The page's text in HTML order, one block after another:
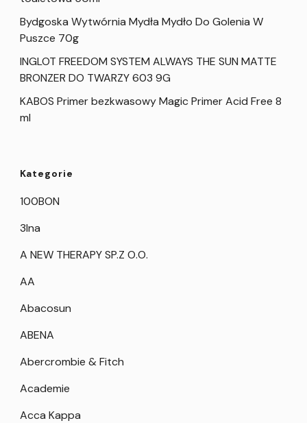
Bydgoska Wytwórnia Mydła Mydło Do Golenia W
Puszce 70g
INGLOT FREEDOM SYSTEM ALWAYS THE SUN MATTE
BRONZER DO TWARZY 603 9G
KABOS Primer bezkwasowy Magic Primer Acid Free 8
ml
Kategorie
100BON
3Ina
A NEW THERAPY SP.Z O.O.
AA
Abacosun
ABENA
Abercrombie & Fitch
Academie
Acca Kappa